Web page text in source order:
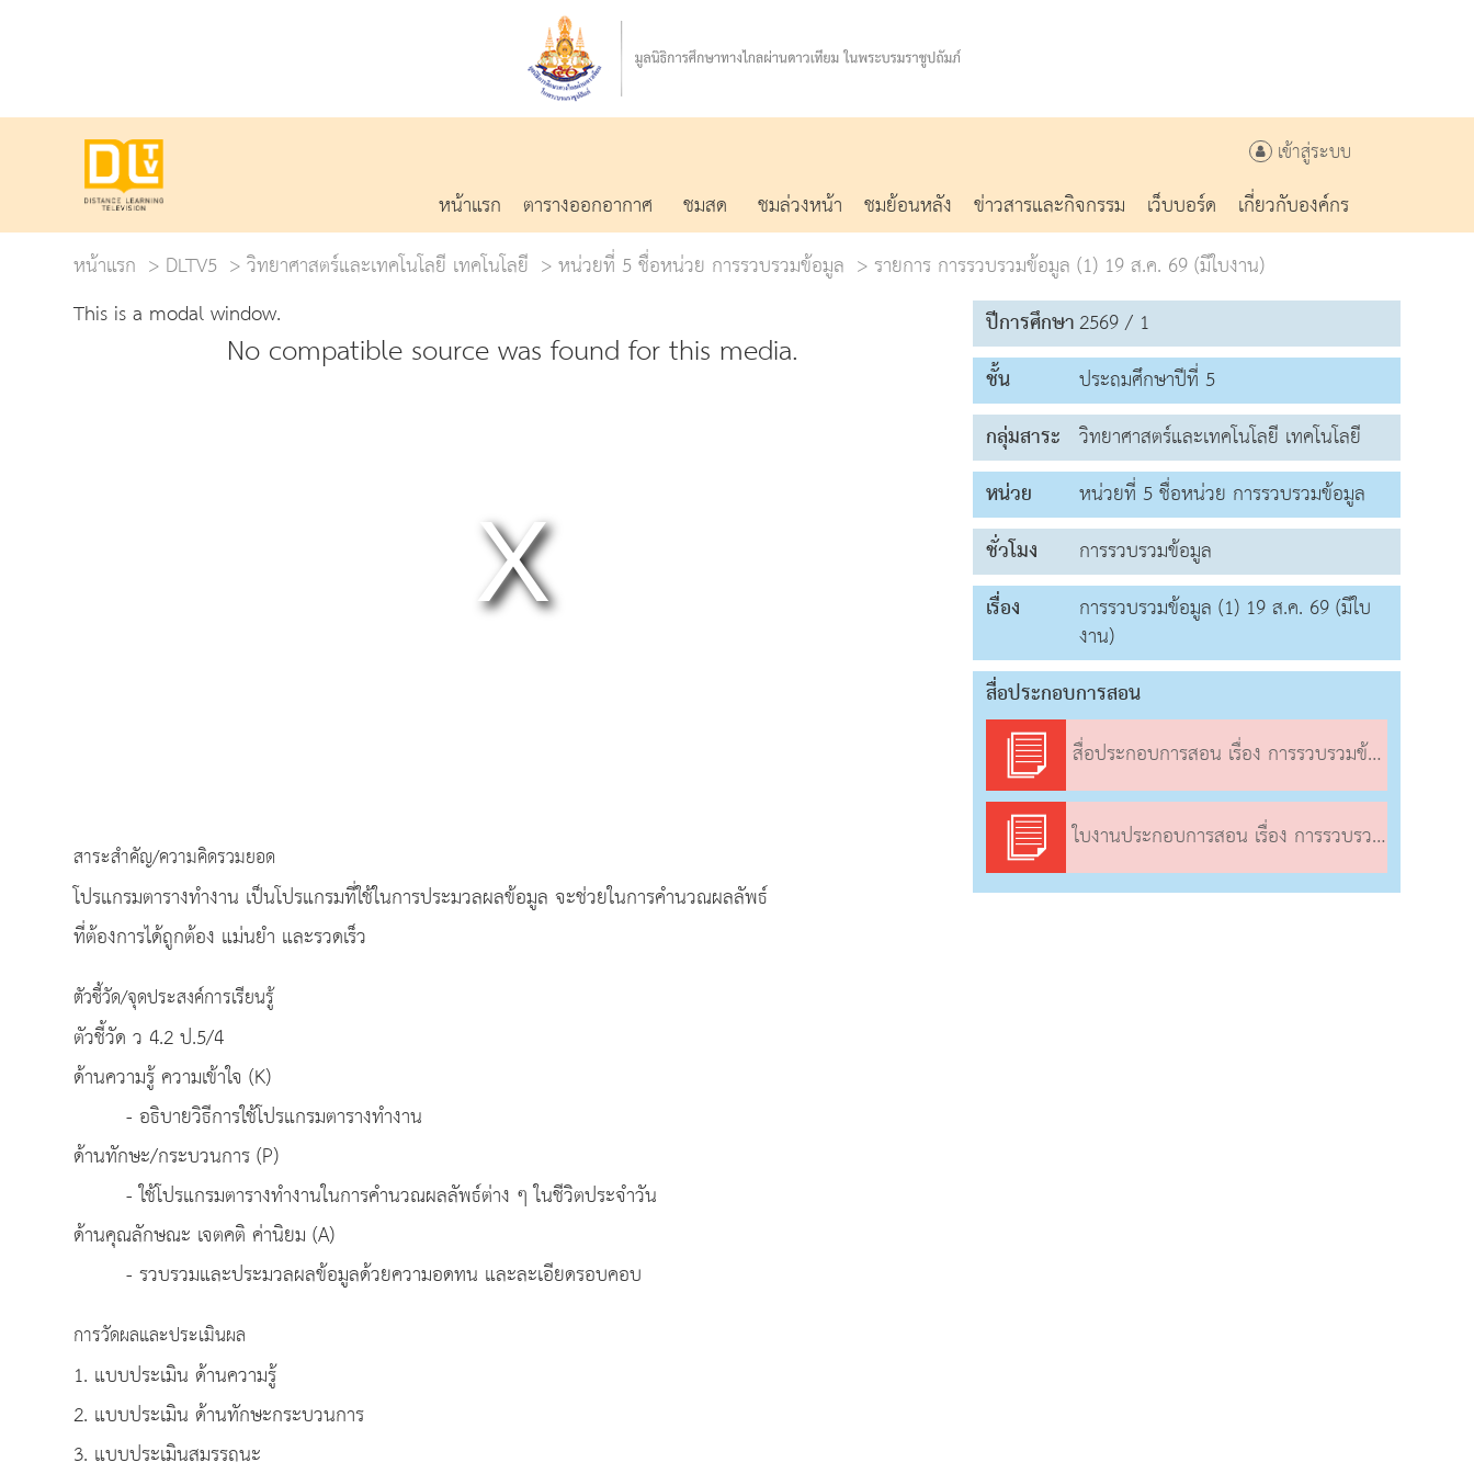
เข้าสู่ระบบ
หน้าแรก ตารางออกอากาศ ชมสด ชมล่วงหน้า ชมย้อนหลัง ข่าวสารและกิจกรรม เว็บบอร์ด
เกี่ยวกับองค์กร
หน้าแรก
DLTV5 วิทยาศาสตร์และเทคโนโลยี เทคโนโลยี หน่วยที่ 5 ชื่อหน่วย การรวบรวมข้อมูล
รายการ การรวบรวมข้อมูล (1) 19 ส.ค. 69 (มีใบงาน)
This is a modal window.
No compatible source was found for this media.
สาระสำคัญ/ความคิดรวมยอด
โปรแกรมตารางทำงาน เป็นโปรแกรมที่ใช้ในการประมวลผลข้อมูล จะช่วยในการคำนวณผลลัพธ์
ที่ต้องการได้ถูกต้อง แม่นยำ และรวดเร็ว
ตัวชี้วัด/จุดประสงค์การเรียนรู้
ตัวชี้วัด ว 4.2 ป.5/4
ด้านความรู้ ความเข้าใจ (K)
- อธิบายวิธีการใช้โปรแกรมตารางทำงาน
ด้านทักษะ/กระบวนการ (P)
- ใช้โปรแกรมตารางทำงานในการคำนวณผลลัพธ์ต่าง ๆ ในชีวิตประจำวัน
ด้านคุณลักษณะ เจตคติ ค่านิยม (A)
- รวบรวมและประมวลผลข้อมูลด้วยความอดทน และละเอียดรอบคอบ
การวัดผลและประเมินผล
1. แบบประเมิน ด้านความรู้
2. แบบประเมิน ด้านทักษะกระบวนการ
3. แบบประเมินสมรรถนะ
ปีการศึกษา2569 / 1
ชั้น
ประถมศึกษาปีที่ 5
กลุ่มสาระ วิทยาศาสตร์และเทคโนโลยี เทคโนโลยี
หน่วย
หน่วยที่ 5 ชื่อหน่วย การรวบรวมข้อมูล
ชั่วโมง
การรวบรวมข้อมูล
เรื่อง
การรวบรวมข้อมูล (1) 19 ส.ค. 69 (มีใบ
งาน)
สื่อประกอบการสอน
สื่อประกอบการสอน เรื่อง การรวบรวมข้อมูล (1)
ใบงานประกอบการสอน เรื่อง การรวบรวมข้อมูล (1)